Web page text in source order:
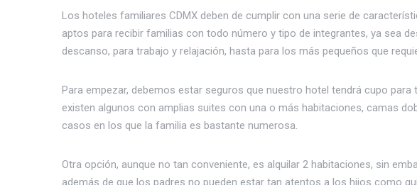
Los hoteles familiares CDMX deben de cumplir con una serie de
aptos para recibir familias con todo número y tipo de integrantes, ya sea
descanso, para trabajo y relajación, hasta para los más pequeños que
Para empezar, debemos estar seguros que nuestro hotel tendrá cupo
existen algunos con amplias suites con una o más habitaciones, camas
casos en los que la familia es bastante numerosa.
Otra opción, aunque no tan conveniente, es alquilar 2 habitaciones, sin
además de que los padres no pueden estar tan atentos a los hijos como